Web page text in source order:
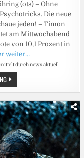
(ots) – Ohne
Die neue
jeden! – Timon
am Mittwochabend
von 10,1 Prozent in
weiter…
durch news aktuell
ERFOLGREICHER
SHOWAUFTAKT:
„ICH
DURCHSCHAUE
JEDEN!“
MIT
TIMON
KRAUSE
ÜBERZEUGT
AUF
PROSIEBEN